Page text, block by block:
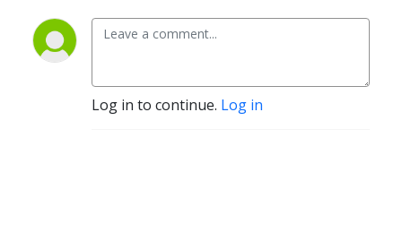
Log in to continue. Log in